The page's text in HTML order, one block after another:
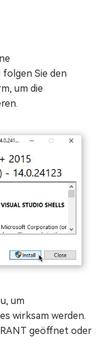
folgen Sie den
um die
um
wirksam werden.
geöffnet oder